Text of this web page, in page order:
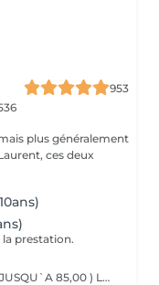
953
plus généralement
ces deux
la prestation.
LE PRIX VARIE SELON LA LONGUEUR ( JUSQU`A 85,00 ) Les remises sont valables uniquement mardi-mercredi-jeudi sur les prestations couleur, toner et balayage (-10%)